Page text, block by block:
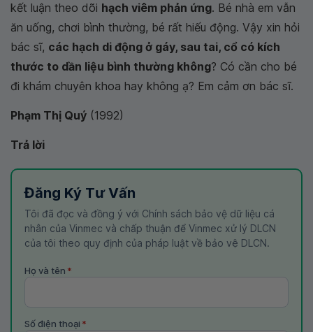
kết luận theo dõi hạch viêm phản ứng. Bé nhà em vẫn
ăn uống, chơi bình thường, bé rất hiếu động. Vậy xin hỏi
bác sĩ, các hạch di động ở gáy, sau tai, cổ có kích
thước to dần liệu bình thường không? Có cần cho bé
đi khám chuyên khoa hay không ạ? Em cảm ơn bác sĩ.
Phạm Thị Quý (1992)
Trả lời
Đăng Ký Tư Vấn
Tôi đã đọc và đồng ý với Chính sách bảo vệ dữ liệu cá
nhân của Vinmec và chấp thuận để Vinmec xử lý DLCN
của tôi theo quy định của pháp luật về bảo vệ DLCN.
Họ và tên *
Số điện thoại *